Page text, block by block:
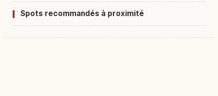
Spots recommandés à proximité